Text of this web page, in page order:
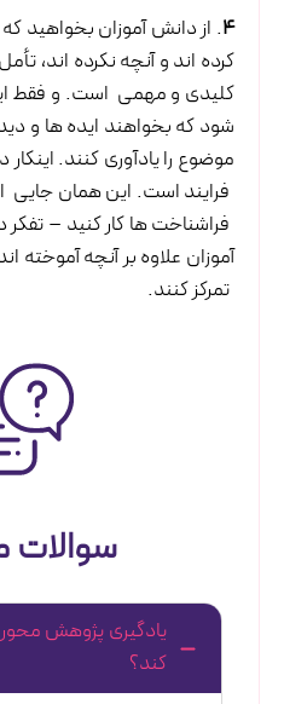
4. از دانش آموزان بخواهید
کرده اند و آنچه نکرده اند،
کلیدی و مهمی است. و فقط
شود که بخواهند ایده ها و
موضوع را یادآوری کنند.
فرایند است. این همان جایی
فراشناخت ها کار کنید –
آموزان علاوه بر آنچه آموخته
تمرکز کنند.
سوالات
یادگیری پژوهش
کند؟